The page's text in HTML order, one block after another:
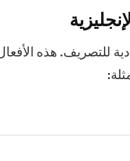
للتصريف. هذه